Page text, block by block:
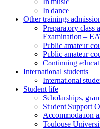
In music
In dance
Other trainings
Preparatory class
Examination –
Public amateur
Public amateur
Continuing
International students
International
Student life
Scholarships,
Student Support
Accommodation
Toulouse